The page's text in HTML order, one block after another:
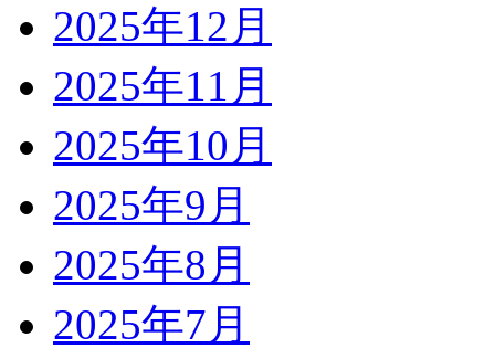
2025年12月
2025年11月
2025年10月
2025年9月
2025年8月
2025年7月